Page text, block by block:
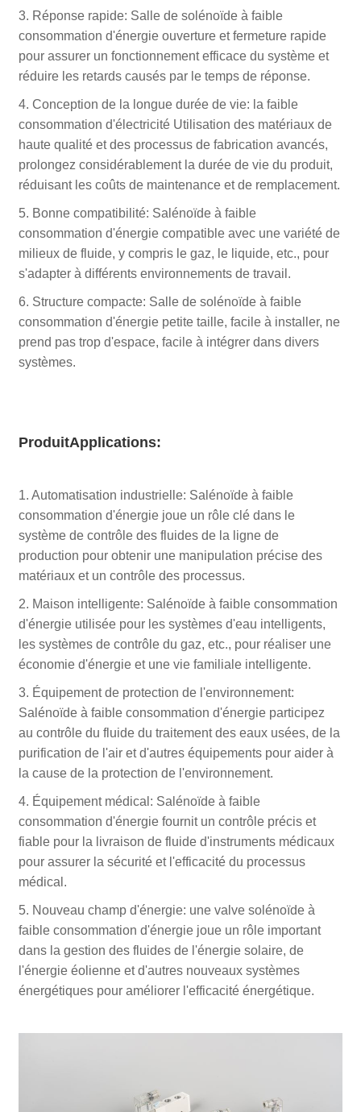
3. Réponse rapide: Salle de solénoïde à faible
consommation d'énergie ouverture et fermeture rapide
pour assurer un fonctionnement efficace du système et
réduire les retards causés par le temps de réponse.
4. Conception de la longue durée de vie: la faible
consommation d'électricité Utilisation des matériaux de
haute qualité et des processus de fabrication avancés,
prolongez considérablement la durée de vie du produit,
réduisant les coûts de maintenance et de remplacement.
5. Bonne compatibilité: Salénoïde à faible
consommation d'énergie compatible avec une variété de
milieux de fluide, y compris le gaz, le liquide, etc., pour
s'adapter à différents environnements de travail.
6. Structure compacte: Salle de solénoïde à faible
consommation d'énergie petite taille, facile à installer, ne
prend pas trop d'espace, facile à intégrer dans divers
systèmes.
ProduitApplications:
1. Automatisation industrielle: Salénoïde à faible
consommation d'énergie joue un rôle clé dans le
système de contrôle des fluides de la ligne de
production pour obtenir une manipulation précise des
matériaux et un contrôle des processus.
2. Maison intelligente: Salénoïde à faible consommation
d'énergie utilisée pour les systèmes d'eau intelligents,
les systèmes de contrôle du gaz, etc., pour réaliser une
économie d'énergie et une vie familiale intelligente.
3. Équipement de protection de l'environnement:
Salénoïde à faible consommation d'énergie participez
au contrôle du fluide du traitement des eaux usées, de la
purification de l'air et d'autres équipements pour aider à
la cause de la protection de l'environnement.
4. Équipement médical: Salénoïde à faible
consommation d'énergie fournit un contrôle précis et
fiable pour la livraison de fluide d'instruments médicaux
pour assurer la sécurité et l'efficacité du processus
médical.
5. Nouveau champ d'énergie: une valve solénoïde à
faible consommation d'énergie joue un rôle important
dans la gestion des fluides de l'énergie solaire, de
l'énergie éolienne et d'autres nouveaux systèmes
énergétiques pour améliorer l'efficacité énergétique.